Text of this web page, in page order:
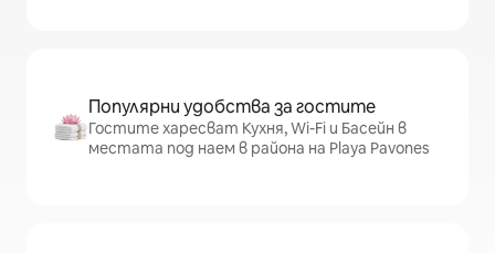
Популярни удобства за гостите
Гостите харесват Кухня, Wi-Fi и Басейн в
местата под наем в района на Playa Pavones